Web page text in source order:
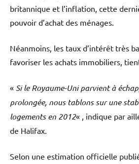
britannique et l’inflation, cette
pouvoir d’achat des ménages.
Néanmoins, les taux d’intérêt très
favoriser les achats immobiliers,
« Si le Royaume-Uni parvient à
prolongée, nous tablons sur une
logements en 2012« , indique par
de Halifax.
Selon une estimation officielle